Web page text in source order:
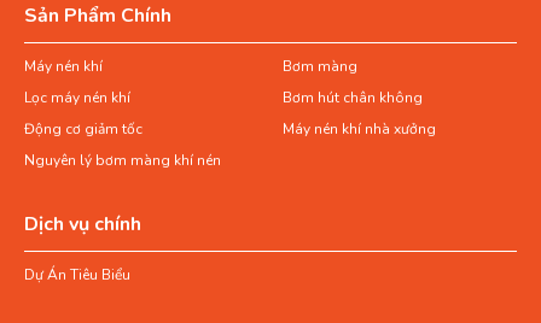
Sản Phẩm Chính
Máy nén khí
Bơm màng
Lọc máy nén khí
Bơm hút chân không
Động cơ giảm tốc
Máy nén khí nhà xưởng
Nguyên lý bơm màng khí nén
Dịch vụ chính
Dự Án Tiêu Biểu